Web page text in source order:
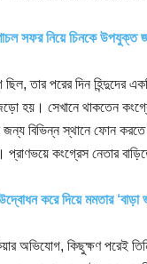
সফর নিয়ে চিনকে উপযুক্ত
তার পরের দিন হিন্দুদের
হয়। সেখানে থাকতেন
বিভিন্ন স্থানে ফোন
প্রাণভয়ে কংগ্রেস নেতার
উদ্বোধন করে দিয়ে মমতার ‘বাড়া
অভিযোগ, কিছুক্ষণ পরেই